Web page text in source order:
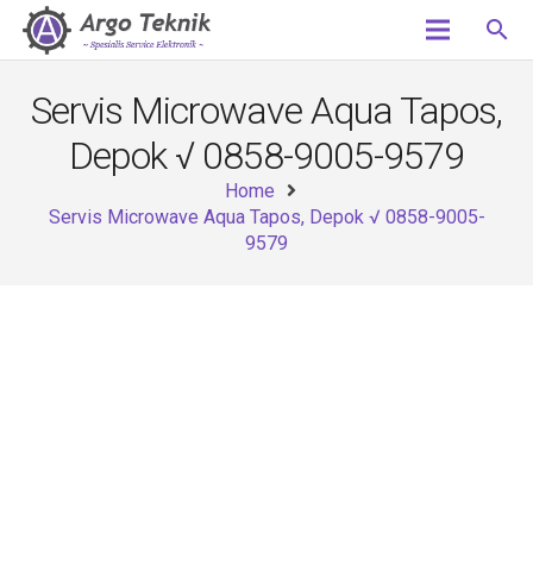
search
Servis Microwave Aqua Tapos,
Depok √ 0858-9005-9579
Home
Servis Microwave Aqua Tapos, Depok √ 0858-9005-
9579